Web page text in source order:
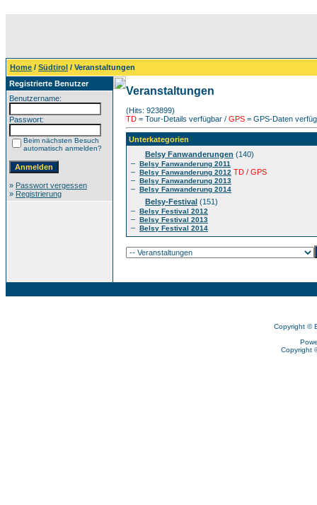
Home / Südtirol / Veranstaltungen
Registrierte Benutzer
Benutzername:
Passwort:
Beim nächsten Besuch
automatisch anmelden?
» Passwort vergessen
» Registrierung
Veranstaltungen
(Hits: 923899)
TD = Tour-Details verfügbar / GPS = GPS-Daten
Unterkategorien
Belsy Fanwanderungen (140)
– Belsy Fanwanderung 2011
– Belsy Fanwanderung 2012 TD / GPS
– Belsy Fanwanderung 2013
– Belsy Fanwanderung 2014
Belsy-Festival (151)
– Belsy Festival 2012
– Belsy Festival 2013
– Belsy Festival 2014
Copyright ©
Copyright